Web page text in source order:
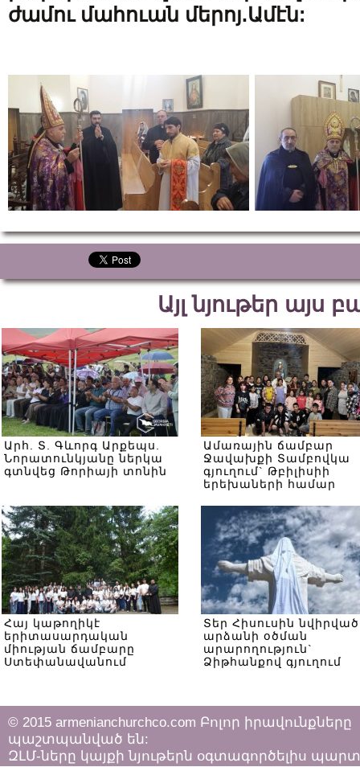
ժամու մահուան մերոյ.Ամէն:
Այլ նյութեր այս
Արհ. Տ. Գևորգ Արքեպս.
Նորատունկյանը ներկա
գտնվեց Թորիայի տոնին
Ամառային ճամբար
Ջավախքի Տամբովկա
գյուղում` Թբիլիսիի
երեխաների համար
Հայ կաթողիկէ
երիտասարդական
միության ճամբարը
Ստեփանավանում
Տեր Հիսուսին նվիրված
արձանի օծման
արարողություն`
Ձիթհանքով գյուղում
© 2015 armenianchurchco.com Բոլոր իրավունքները
պաշտպանված են:
ԶԼՄ-ները կայքի նյութերն օգտագործելիս